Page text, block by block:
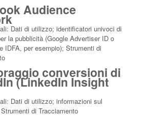
Audience
Dati di utilizzo; identificatori univoci di
la pubblicità (Google Advertiser ID o
IDFA, per esempio); Strumenti di
conversioni di
(LinkedIn Insight
Dati di utilizzo; informazioni sul
di Tracciamento